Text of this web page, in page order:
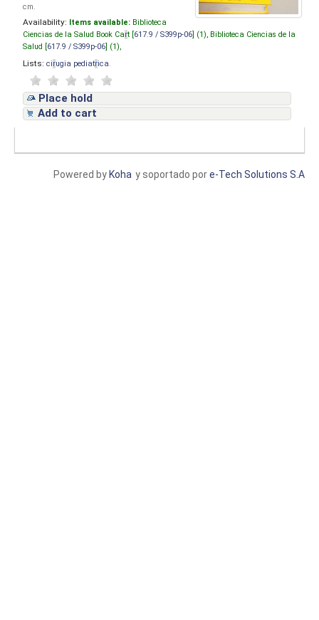
cm.
Availability: Items available: Biblioteca
Ciencias de la Salud Book Cart [ 617.9 / S399p-06 ] (1), Biblioteca Ciencias de la
Salud [ 617.9 / S399p-06 ] (1),
Lists: cirugia pediatrica
Place hold
Add to cart
y soportado pore-Tech Solutions S.A
Powered by Koha